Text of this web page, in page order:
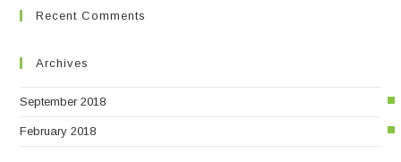
Recent Comments
Archives
September 2018
February 2018